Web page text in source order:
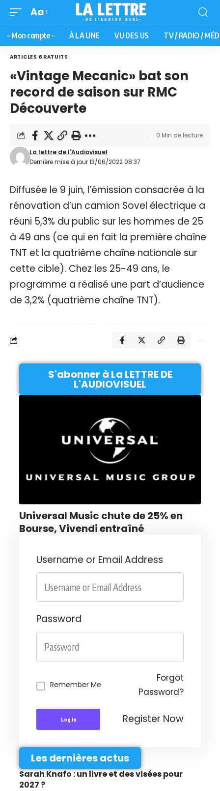
Aa
– Mon compte – À LA UNE VU DES US TV / RADIO /
ARTICLES GRATUITS
«Vintage Mecanic» bat son
record de saison sur RMC
Découverte
Dernière mise à jour 13/06/2022 08:37
La lettre de l'Audiovisuel
0 Min de lecture
Diffusée le 9 juin, l’émission consacrée à la
rénovation d’un camion Sovel électrique a
réuni 5,3% du public sur les hommes de 25
à 49 ans (ce qui en fait la première chaîne
TNT et la quatrième chaîne nationale sur
cette cible). Chez les 25-49 ans, le
programme a réalisé une part d’audience
de 3,2% (quatrième chaîne TNT).
S'abonner à La LETTRE DE
L'AUDIOVISUEL
Universal Music chute de 25% en
Bourse, Vivendi entraîné
Username or Email Address
Password
Remember Me
Forgot
Password?
Log In Register Now
Les dernières actus
Sarah Knafo : un livre et des visées pour
2027 ?